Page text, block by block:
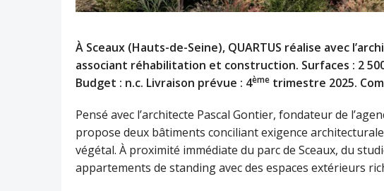
À Sceaux (Hauts-de-Seine), QUARTUS réalise avec
associant réhabilitation et construction. Surfaces : 2 500
Budget : n.c. Livraison prévue : 4ème trimestre 2025.
Pensé avec l’architecte Pascal Gontier, fondateur de
propose deux bâtiments conciliant exigence
végétal. À proximité immédiate du parc de Sceaux, du
appartements de standing avec des espaces extérieurs